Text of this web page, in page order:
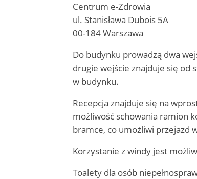
Centrum e-Zdrowia
ul. Stanisława Dubois 5A
00-184 Warszawa
Do budynku prowadzą dwa
drugie wejście znajduje się od
w budynku.
Recepcja znajduje się na
możliwość schowania ramion
bramce, co umożliwi przejazd
Korzystanie z windy jest
Toalety dla osób